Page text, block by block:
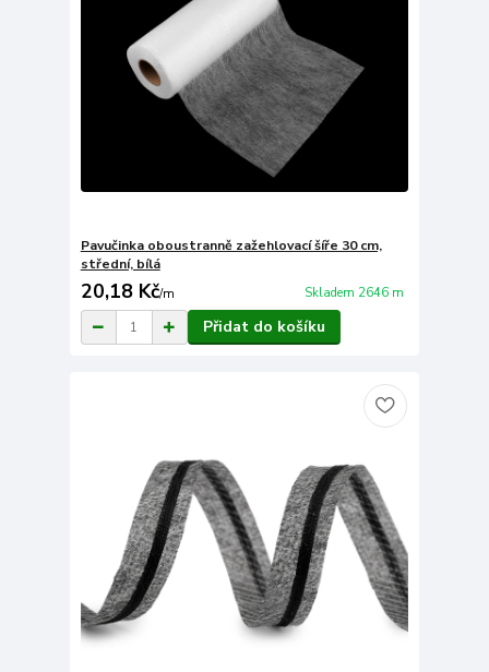
Pavučinka oboustranně zažehlovací šíře 30 cm,
střední, bílá
20,18 Kč/m Skladem 2646 m
Přidat do košíku